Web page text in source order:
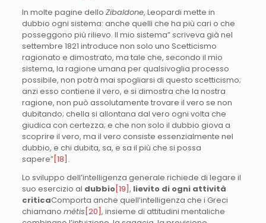
In molte pagine dello Zibaldone, Leopardi mette in
dubbio ogni sistema: anche quelli che ha più cari o che
posseggono più rilievo. Il mio sistema” scriveva già nel
settembre 1821 introduce non solo uno Scetticismo
ragionato e dimostrato, ma tale che, secondo il mio
sistema, la ragione umana per qualsivoglia processo
possibile, non potrà mai spogliarsi di questo scetticismo;
anzi esso contiene il vero, e si dimostra che la nostra
ragione, non può assolutamente trovare il vero se non
dubitando; chella si allontana dal vero ogni volta che
giudica con certezza; e che non solo il dubbio giova a
scoprire il vero, ma il vero consiste essenzialmente nel
dubbio, e chi dubita, sa, e sa il più che si possa
sapere”[18] .
Lo sviluppo dell’intelligenza generale richiede di legare il
suo esercizio al dubbio[19], lievito di ogni attività
criticaComporta anche quell’intelligenza che i Greci
chiamano métis [20], insieme di attitudini mentaliche